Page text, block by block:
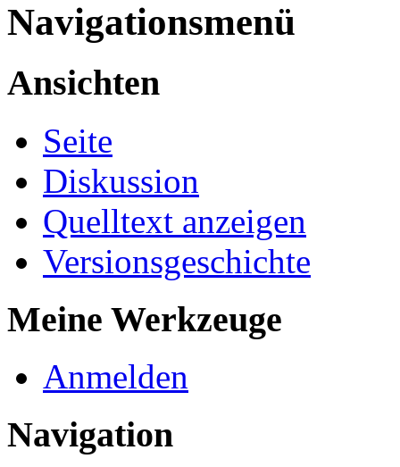
Navigationsmenü
Ansichten
Seite
Diskussion
Quelltext anzeigen
Versionsgeschichte
Meine Werkzeuge
Anmelden
Navigation